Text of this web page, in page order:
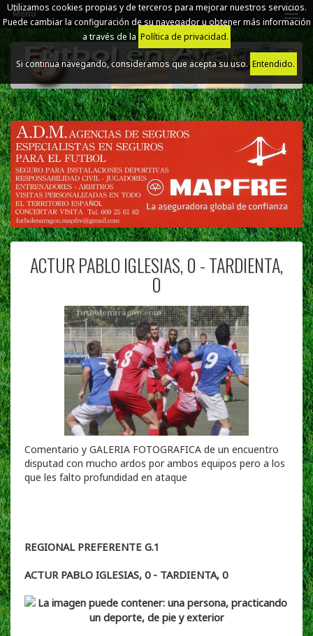
Utilizamos cookies propias y de terceros para mejorar nuestros servicios.
Puede cambiar la configuración de su navegador u obtener más información
a través de la Política de privacidad.
Si continua navegando, consideramos que acepta su uso.Entendido.
Menú
ACTUR PABLO IGLESIAS, 0 - TARDIENTA,
0
Comentario y GALERIA FOTOGRAFICA de un encuentro
disputad con mucho ardos por ambos equipos pero a los
que les falto profundidad en ataque
REGIONAL PREFERENTE G.1
ACTUR PABLO IGLESIAS, 0 - TARDIENTA, 0